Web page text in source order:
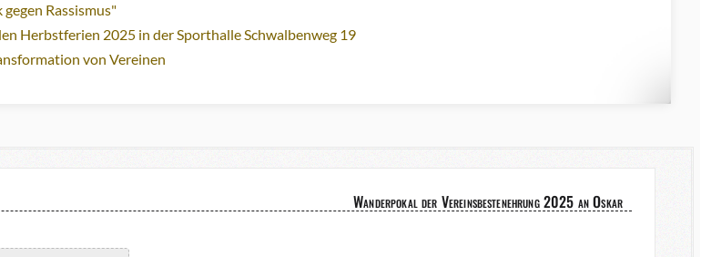
Rassismus"
Herbstferien 2025 in der Sporthalle Schwalbenweg 19
von Vereinen
Wanderpokal der Vereinsbestenehrung 2025 an Oskar